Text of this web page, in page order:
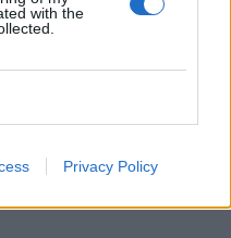
with the
Privacy Policy
Βελόπουλος τα